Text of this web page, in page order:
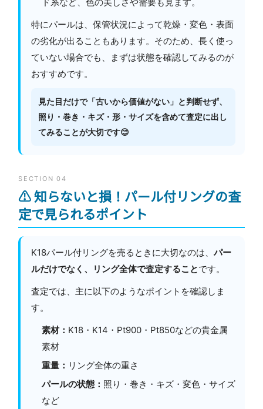
特にパールは、保管状況によって乾燥・変色・表面
の劣化が出ることもあります。そのため、長く使っ
ていない場合でも、まずは状態を確認してみるのが
おすすめです。
見た目だけで「古いから価値がない」と判断せず、
照り・巻き・キズ・形・サイズを含めて査定に出し
てみることが大切です😊
SECTION 04
⚠️ 知らないと損！パール付リングの査
定で見られるポイント
K18パール付リングを売るときに大切なのは、 パー
ルだけでなく、リング全体で査定することです。
査定では、主に以下のようなポイントを確認しま
す。
素材： K18・K14・Pt900・Pt850などの貴金属
素材
重量： リング全体の重さ
パールの状態： 照り・巻き・キズ・変色・サイズ
など